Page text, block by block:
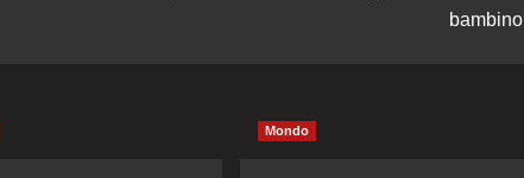
bambino
Mondo